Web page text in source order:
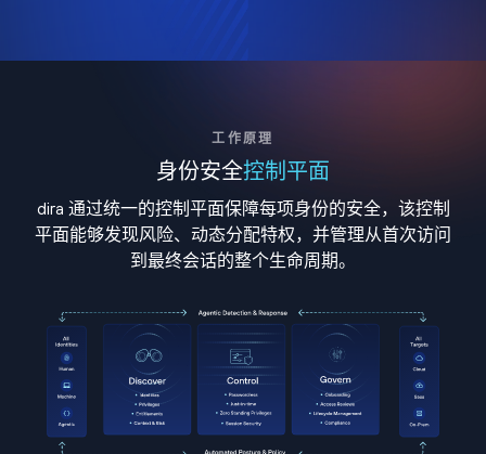
工作原理
身份安全控制平面
dira 通过统一的控制平面保障每项身份的安全，该控制
平面能够发现风险、动态分配特权，并管理从首次访问
到最终会话的整个生命周期。